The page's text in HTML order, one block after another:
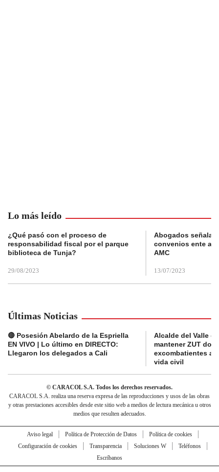
Lo más leído
¿Qué pasó con el proceso de
responsabilidad fiscal por el parque
biblioteca de Tunja?
29/08/2023
Abogados
convenios ente
AMC
13/07/2023
Últimas Noticias
🔴 Posesión Abelardo de la Espriella
EN VIVO | Lo último en DIRECTO:
Llegaron los delegados a Cali
Alcalde del Valle
mantener ZUT
excombatientes
vida civil
© CARACOL S.A. Todos los derechos reservados.
CARACOL S.A. realiza una reserva expresa de las reproducciones y usos de las obras
y otras prestaciones accesibles desde este sitio web a medios de lectura mecánica u otros
medios que resulten adecuados.
Aviso legal Política de Protección de Datos
Política de cookies
Configuración de cookies
Transparencia Soluciones W
Teléfonos
Escríbanos